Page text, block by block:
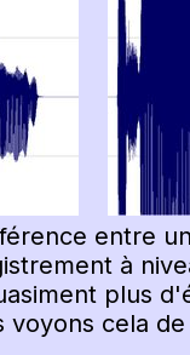
entre
à
plus
voyons cela